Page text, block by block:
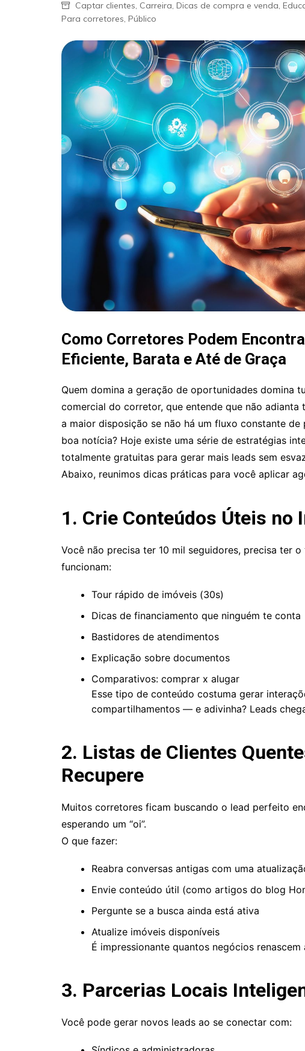
Captar clientes, Carreira, Dicas de compra e venda,
Para corretores, Público
Como Corretores Podem
Eficiente, Barata e Até de Graça
Quem domina a geração de oportunidades domina
comercial do corretor, que entende que não
a maior disposição se não há um fluxo constante
boa notícia? Hoje existe uma série de estratégias
totalmente gratuitas para gerar mais leads sem
Abaixo, reunimos dicas práticas para você aplicar
1. Crie Conteúdos Úteis no
Você não precisa ter 10 mil seguidores, precisa ter
funcionam:
Tour rápido de imóveis (30s)
Dicas de financiamento que ninguém te conta
Bastidores de atendimentos
Explicação sobre documentos
Comparativos: comprar x alugar
Esse tipo de conteúdo costuma gerar
compartilhamentos — e adivinha? Leads
2. Listas de Clientes
Recupere
Muitos corretores ficam buscando o lead perfeito
esperando um “oi”.
O que fazer:
Reabra conversas antigas com uma
Envie conteúdo útil (como artigos do blog
Pergunte se a busca ainda está ativa
Atualize imóveis disponíveis
É impressionante quantos negócios renascem
3. Parcerias Locais
Você pode gerar novos leads ao se conectar com: